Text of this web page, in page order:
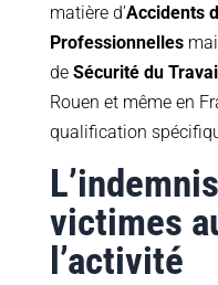
matière d’Accidents
Professionnelles
deSécurité du
Rouen et même en
qualification
victimes
l’activité